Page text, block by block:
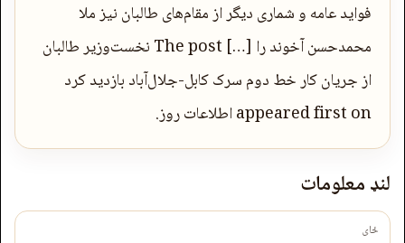
فواید عامه و شماری دیگر از مقام‌های طالبان نیز ملا
محمدحسن آخوند را […] The post نخست‌وزیر طالبان
از جریان کار خط دوم سرک کابل-جلال‌آباد بازدید کرد
appeared first on اطلاعات روز.
لنډ معلومات
ځای